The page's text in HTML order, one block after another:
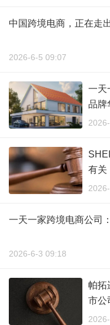
中国跨境电商，正在走
2026-6-5 09:07
一天
品牌
有关
一天一家跨境电商公司
2026-6-3 09:18
帕拓
市公